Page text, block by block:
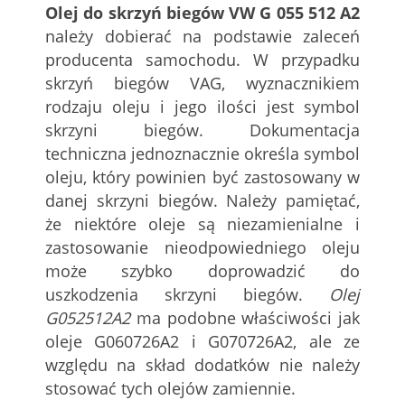
Olej do skrzyń biegów VW G 055 512 A2
należy dobierać na podstawie zaleceń
producenta samochodu. W przypadku
skrzyń biegów VAG, wyznacznikiem
rodzaju oleju i jego ilości jest symbol
skrzyni biegów. Dokumentacja
techniczna jednoznacznie określa symbol
oleju, który powinien być zastosowany w
danej skrzyni biegów. Należy pamiętać,
że niektóre oleje są niezamienialne i
zastosowanie nieodpowiedniego oleju
może szybko doprowadzić do
uszkodzenia skrzyni biegów. Olej
G052512A2ma podobne właściwości jak
oleje G060726A2 i G070726A2, ale ze
względu na skład dodatków nie należy
stosować tych olejów zamiennie.